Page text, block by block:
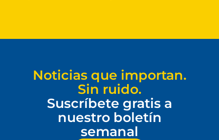
Noticias que importan.
Sin ruido.
Suscríbete gratis a
nuestro boletín
semanal